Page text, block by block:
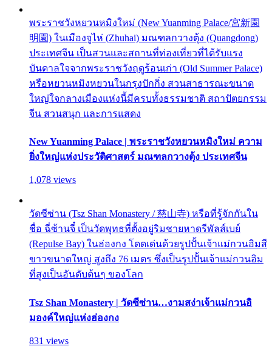
พระราชวังหยวนหมิงใหม่ (New Yuanming Palace/宮新園
明園) ในเมืองจูไห่ (Zhuhai) มณฑลกวางตุ้ง (Quangdong)
ประเทศจีน เป็นสวนและสถานที่ท่องเที่ยวที่ได้รับแรง
บันดาลใจจากพระราชวังฤดูร้อนเก่า (Old Summer Palace)
หรือหยวนหมิงหยวนในกรุงปักกิ่ง สวนสาธารณะขนาด
ใหญ่ใจกลางเมืองแห่งนี้มีครบทั้งธรรมชาติ สถาปัตยกรรม
จีน สวนสนุก และการแสดง
New Yuanming Palace | พระราชวังหยวนหมิงใหม่ ความ
ยิ่งใหญ่แห่งประวัติศาสตร์ มณฑลกวางตุ้ง ประเทศจีน
1,078 views
วัดซีซ่าน (Tsz Shan Monastery / 慈山寺) หรือที่รู้จักกันใน
ชื่อ ฉี่ซ้านจี๋ เป็นวัดพุทธที่ตั้งอยู่ริมชายหาดรีพัลส์เบย์
(Repulse Bay) ในฮ่องกง โดดเด่นด้วยรูปปั้นเจ้าแม่กวนอิมสี
ขาวขนาดใหญ่ สูงถึง 76 เมตร ซึ่งเป็นรูปปั้นเจ้าแม่กวนอิม
ที่สูงเป็นอันดับต้นๆ ของโลก
Tsz Shan Monastery | วัดซีซ่าน…งามสง่าเจ้าแม่กวนอิ
มองค์ใหญ่แห่งฮ่องกง
831 views